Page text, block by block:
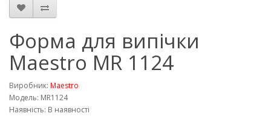
Форма для випічки
Maestro MR 1124
Виробник: Maestro
Модель: MR1124
Наявність: В наявності